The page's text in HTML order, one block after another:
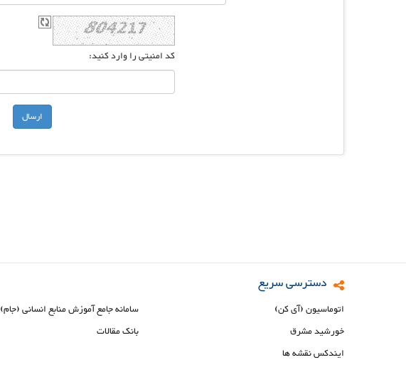
کد امنیتی را وارد کنید:
دسترسی سریع
اتوماسیون (آی کن) سامانه جامع آموزش منابع انسانی (جام)
خورشید مشرق
بانک مقالات
ایندکس نقشه ها